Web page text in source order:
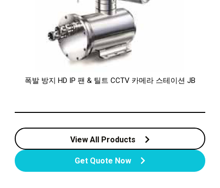
폭발 방지 HD IP 팬 & 틸트 CCTV 카메라 스테이션 JB
View All Products
Get Quote Now